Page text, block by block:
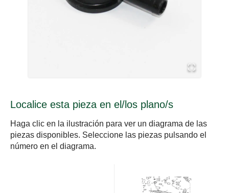
Localice esta pieza en el/los plano/s
Haga clic en la ilustración para ver un diagrama de las
piezas disponibles. Seleccione las piezas pulsando el
número en el diagrama.